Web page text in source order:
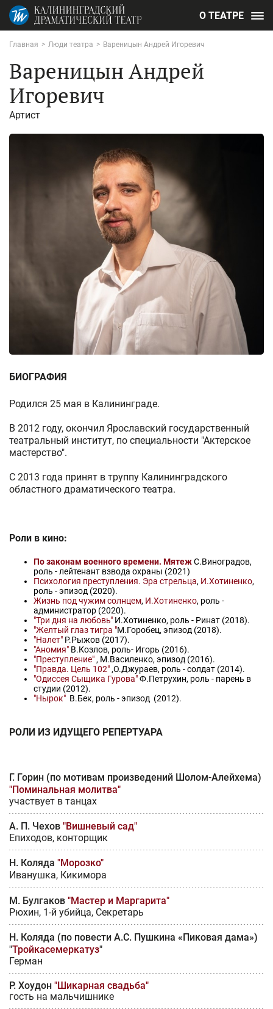
О ТЕАТРЕ
Главная > Люди театра > Вареницын Андрей Игоревич
Вареницын Андрей
Игоревич
Артист
БИОГРАФИЯ
Родился 25 мая в Калининграде.
В 2012 году, окончил Ярославский государственный
театральный институт, по специальности "Актерское
мастерство".
С 2013 года принят в труппу Калининградского
областного драматического театра.
Роли в кино:
По законам военного времени. МятежС.Виноградов,
роль - лейтенант взвода охраны (2021)
Психология преступления. Эра стрельца, И.Хотиненко,
роль - эпизод (2020).
Жизнь под чужим солнцем, И.Хотиненко, роль -
администратор (2020).
"Три дня на любовь" И.Хотиненко, роль - Ринат (2018).
"Желтый глаз тигра "М.Горобец, эпизод (2018).
"Налет" Р.Рыжов (2017).
"Аномия" В.Козлов, роль- Игорь (2016).
"Преступление" , М.Василенко, эпизод (2016).
"Правда. Цель 102" ,О.Джураев, роль - солдат (2014).
"Одиссея Сыщика Гурова"Ф.Петрухин, роль - парень в
студии (2012).
"Нырок" В.Бек, роль - эпизод (2012).
РОЛИ ИЗ ИДУЩЕГО РЕПЕРТУАРА
Г. Горин (по мотивам произведений Шолом-Алейхема)
"Поминальная молитва"
участвует в танцах
А. П. Чехов "Вишневый сад"
Епиходов, конторщик
Н. Коляда "Морозко"
Иванушка, Кикимора
М. Булгаков "Мастер и Маргарита"
Рюхин, 1-й убийца, Секретарь
Н. Коляда (по повести А.С. Пушкина «Пиковая дама»)
"Тройкасемеркатуз"
Герман
Р. Хоудон "Шикарная свадьба"
гость на мальчишнике